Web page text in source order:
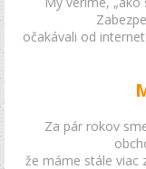
očakávali od
Za pár rokov
že máme stále viac